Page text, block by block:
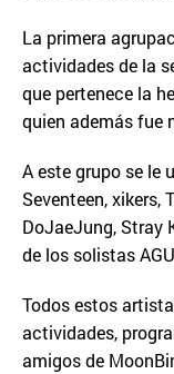
La primera
actividades de la
que pertenece la
quien además fue
A este grupo se le
Seventeen, xikers,
DoJaeJung, Stray
de los solistas
Todos estos
actividades,
amigos de